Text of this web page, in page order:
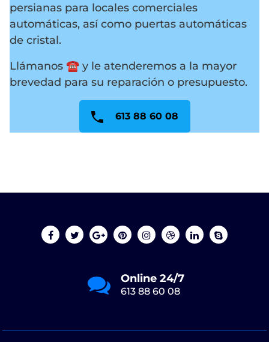
persianas para locales comerciales
automáticas, así como puertas automáticas
de cristal.
Llámanos ☎️ y le atenderemos a la mayor
brevedad para su reparación o presupuesto.
613 88 60 08
Online 24/7
613 88 60 08